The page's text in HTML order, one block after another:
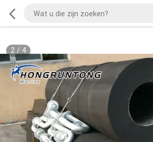
2/ 4